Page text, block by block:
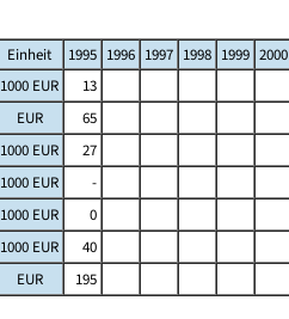
Einheit 1995 1996 1997 1998 1999 2000
1000 EUR
13
EUR
65
1000 EUR
27
1000 EUR
-
1000 EUR
0
1000 EUR
40
EUR 195